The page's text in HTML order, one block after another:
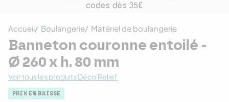
codes dès 35€
Accueil Boulangerie Matériel de boulangerie
Banneton couronne entoilé -
Ø 260 x h. 80 mm
Voir tous les produits Déco'Relief
PRIX EN BAISSE